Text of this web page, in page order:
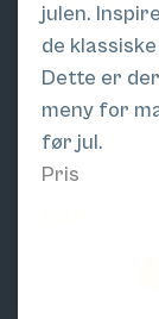
julen.
de
Dette er
meny for
før jul.
Pris